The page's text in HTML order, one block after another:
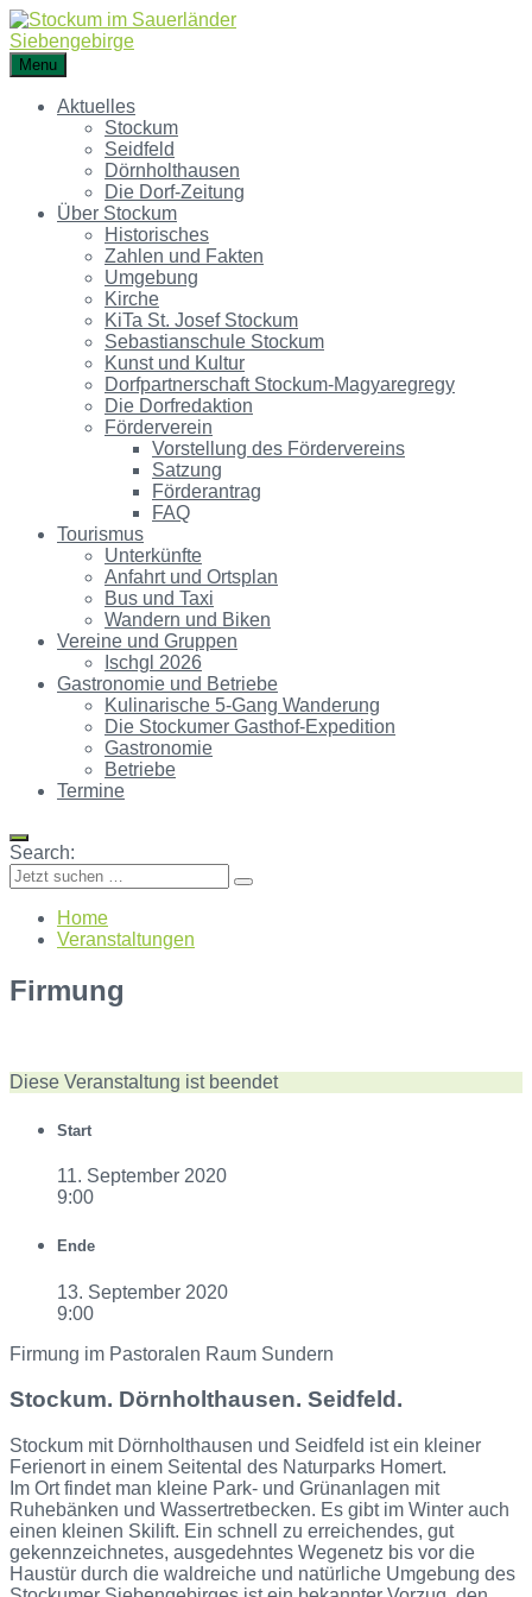
Menu
Aktuelles
Stockum
Seidfeld
Dörnholthausen
Die Dorf-Zeitung
Über Stockum
Historisches
Zahlen und Fakten
Umgebung
Kirche
KiTa St. Josef Stockum
Sebastianschule Stockum
Kunst und Kultur
Dorfpartnerschaft Stockum-Magyaregregy
Die Dorfredaktion
Förderverein
Vorstellung des Fördervereins
Satzung
Förderantrag
FAQ
Tourismus
Unterkünfte
Anfahrt und Ortsplan
Bus und Taxi
Wandern und Biken
Vereine und Gruppen
Ischgl 2026
Gastronomie und Betriebe
Kulinarische 5-Gang Wanderung
Die Stockumer Gasthof-Expedition
Gastronomie
Betriebe
Termine
Search:
Home
Veranstaltungen
Firmung
Diese Veranstaltung ist beendet
Start
11. September 2020
9:00
Ende
13. September 2020
9:00
Firmung im Pastoralen Raum Sundern
Stockum. Dörnholthausen. Seidfeld.
Stockum mit Dörnholthausen und Seidfeld ist ein kleiner
Ferienort in einem Seitental des Naturparks Homert.
Im Ort findet man kleine Park- und Grünanlagen mit
Ruhebänken und Wassertretbecken. Es gibt im Winter auch
einen kleinen Skilift. Ein schnell zu erreichendes, gut
gekennzeichnetes, ausgedehntes Wegenetz bis vor die
Haustür durch die waldreiche und natürliche Umgebung des